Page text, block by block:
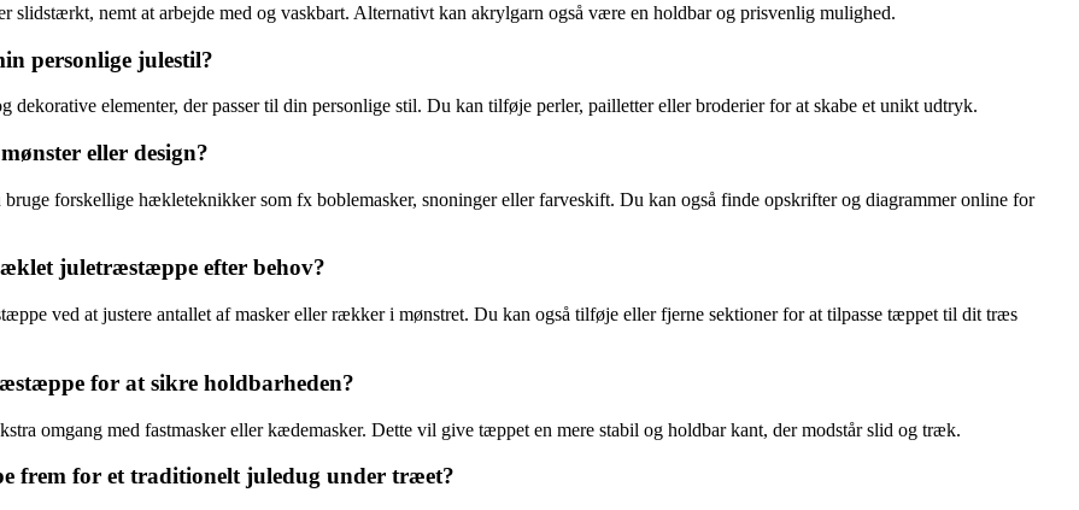
nemt at arbejde med og vaskbart. Alternativt kan akrylgarn også være en holdbar og prisvenlig mulighed.
personlige julestil?
elementer, der passer til din personlige stil. Du kan tilføje perler, pailletter eller broderier for at skabe et unikt udtryk.
eller design?
forskellige hækleteknikker som fx boblemasker, snoninger eller farveskift. Du kan også finde opskrifter og diagrammer online for
juletræstæppe efter behov?
ved at justere antallet af masker eller rækker i mønstret. Du kan også tilføje eller fjerne sektioner for at tilpasse tæppet til dit træs
for at sikre holdbarheden?
omgang med fastmasker eller kædemasker. Dette vil give tæppet en mere stabil og holdbar kant, der modstår slid og træk.
frem for et traditionelt juledug under træet?